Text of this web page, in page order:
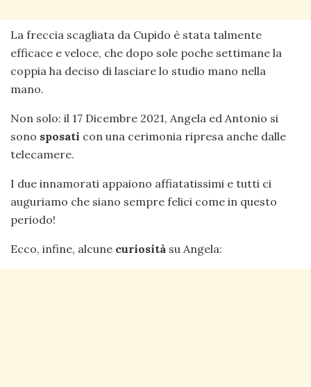
La freccia scagliata da Cupido è stata talmente
efficace e veloce, che dopo sole poche settimane la
coppia ha deciso di lasciare lo studio mano nella
mano.
Non solo: il 17 Dicembre 2021, Angela ed Antonio si
sono sposati con una cerimonia ripresa anche dalle
telecamere.
I due innamorati appaiono affiatatissimi e tutti ci
auguriamo che siano sempre felici come in questo
periodo!
Ecco, infine, alcune curiosità su Angela: